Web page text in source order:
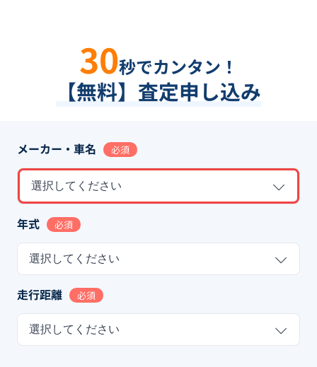
30秒でカンタン！
【無料】査定申し込み
メーカー・車名 必須
選択してください
年式 必須
選択してください
走行距離 必須
選択してください